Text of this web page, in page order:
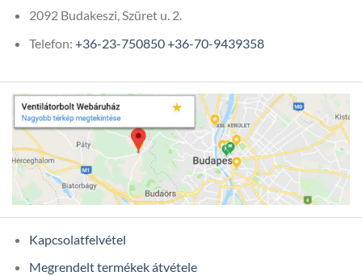
2092 Budakeszi, Szüret u. 2.
Telefon: +36-23-750850+36-70-9439358
Kapcsolatfelvétel
Megrendelt termékek átvétele